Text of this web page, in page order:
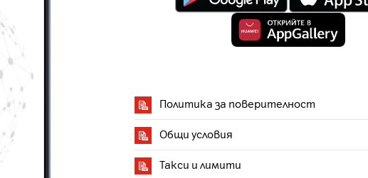
Политика за поверителност
Общи условия
Такси и лимити